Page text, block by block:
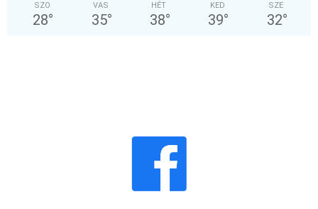
SZO
28°
VAS
35°
HÉT
38°
KED
39°
SZE
32°